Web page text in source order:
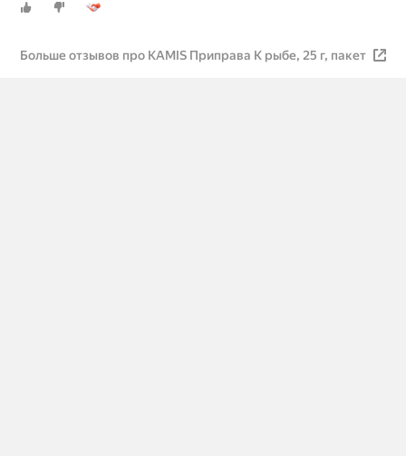
Больше отзывов про KAMIS Приправа К рыбе, 25 г, пакет